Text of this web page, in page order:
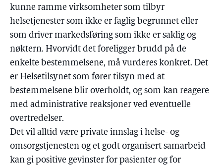
kunne ramme virksomheter som tilbyr
helsetjenester som ikke er faglig begrunnet eller
som driver markedsføring som ikke er saklig og
nøktern. Hvorvidt det foreligger brudd på de
enkelte bestemmelsene, må vurderes konkret. Det
er Helsetilsynet som fører tilsyn med at
bestemmelsene blir overholdt, og som kan reagere
med administrative reaksjoner ved eventuelle
overtredelser.
Det vil alltid være private innslag i helse- og
omsorgstjenesten og et godt organisert samarbeid
kan gi positive gevinster for pasienter og for